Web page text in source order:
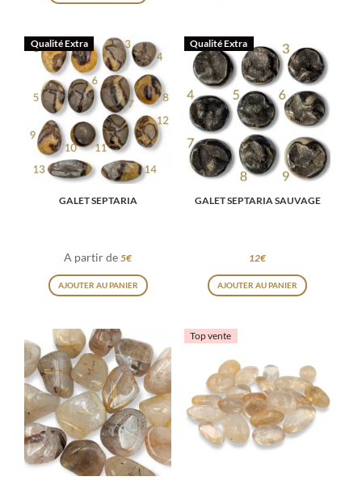
Qualité Extra
GALET SEPTARIA
A partir de 5€
AJOUTER AU PANIER
Ce
plusieurs
variations.
Les
options
peuvent
être
choisies
Qualité Extra
GALET SEPTARIA SAUVAGE
12€
AJOUTER AU PANIER
Les
options
peuvent
Top vente